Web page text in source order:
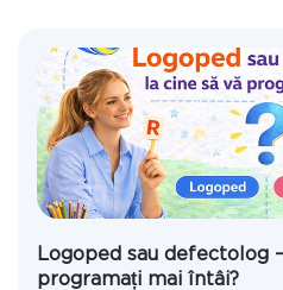
Logoped sau defectolog
programați mai întâi?